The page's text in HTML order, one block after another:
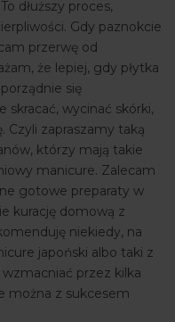
dłuższy proces,
Gdy paznokcie
przerwę od
że lepiej, gdy płytka
się
skracać, wycinać skórki,
Czyli zapraszamy taką
którzy mają takie
manicure. Zalecam
gotowe preparaty w
kurację domową z
niekiedy, na
japoński albo taki z
przez kilka
można z sukcesem